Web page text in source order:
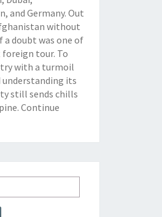
and Germany. Out
without
a doubt was one of
tour. To
with a turmoil
understanding its
still sends chills
Continue